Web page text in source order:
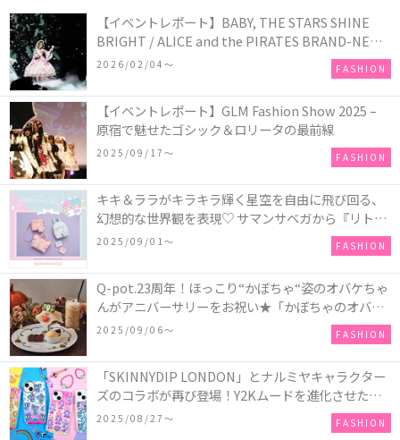
【イベントレポート】BABY, THE STARS SHINE
BRIGHT / ALICE and the PIRATES BRAND-NEW
COLLECTION in TOKYO
2026/02/04〜 FASHION
【イベントレポート】GLM Fashion Show 2025 –
原宿で魅せたゴシック＆ロリータの最前線
2025/09/17〜 FASHION
キキ＆ララがキラキラ輝く星空を自由に飛び回る、
幻想的な世界観を表現♡ サマンサベガから『リトル
ツインスターズ』50周年アニバーサリーイヤー』を
2025/09/01〜 FASHION
Q-pot.23周年！ほっこり“かぼちゃ“姿のオバケちゃ
んがアニバーサリーをお祝い★「かぼちゃのオバケ
ーキアクセサリー」が新発売！Q-pot CAFE.では
「かぼちゃのオバケーキプレート」も登場
2025/09/06〜 FASHION
「SKINNYDIP LONDON」とナルミヤキャラクター
ズのコラボが再び登場！Y2Kムードを進化させた新
作コレクションを発売♪
2025/08/27〜 FASHION